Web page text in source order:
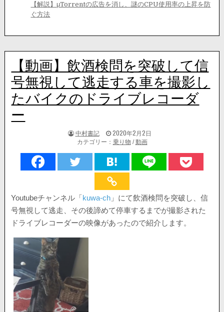
【解説】μTorrentの広告を消し、謎のCPU使用率の上昇を防
ぐ方法
【動画】飲酒検問を突破して信
号無視して逃走する車を撮影し
たバイクのドライブレコーダ
ー
著
者:
中村書記
掲
載
日：
2020年2月2日
カテゴリー： 乗り物 /動画
Youtubeチャンネル「kuwa-ch 」にて飲酒検問を突破し、信
号無視して逃走、その後諦めて停車するまでが撮影された
ドライブレコーダーの映像があったので紹介します。